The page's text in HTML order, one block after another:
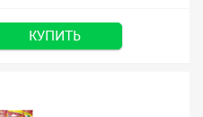
КУПИТЬ